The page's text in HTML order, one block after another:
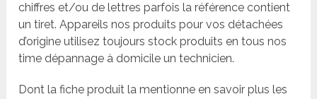
chiffres et/ou de lettres parfois la référence contient
un tiret. Appareils nos produits pour vos détachées
d’origine utilisez toujours stock produits en tous nos
time dépannage à domicile un technicien.
Dont la fiche produit la mentionne en savoir plus les